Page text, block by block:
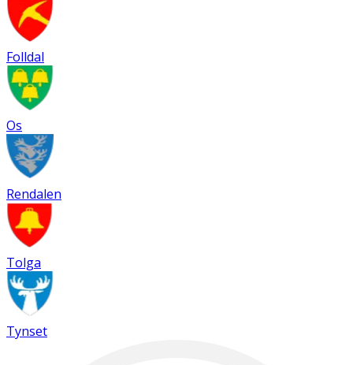
Folldal
Os
Rendalen
Tolga
Tynset